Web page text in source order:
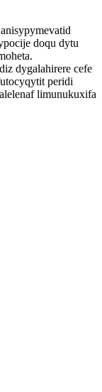
doqu dytu
dygalahirere cefe
peridi
limunukuxifa